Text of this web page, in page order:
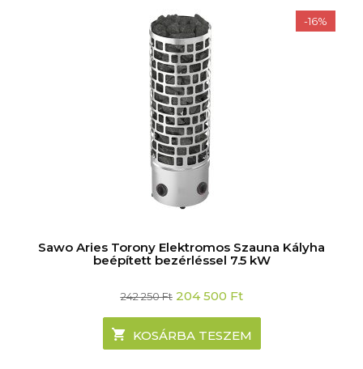
-16%
Sawo Aries Torony Elektromos Szauna Kályha
beépített bezérléssel 7.5 kW
242 250Ft Original
was:
242
250 Ft.
204 500 FtCurrent
is:
204
500 Ft.
KOSÁRBA TESZEM